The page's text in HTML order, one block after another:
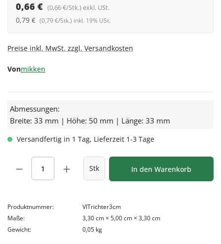
0,66 € (0,66 €/Stk.) exkl. USt.
0,79 € (0,79 €/Stk.) inkl. 19% USt.
Preise inkl. MwSt. zzgl. Versandkosten
Vonmikken
Abmessungen:
Breite: 33 mm | Höhe: 50 mm | Länge: 33 mm
Versandfertig in 1 Tag, Lieferzeit 1-3 Tage
Produkt Anzahl: Gib den gewünschten
Stk In den Warenkorb
Produktnummer:
VITrichter3cm
Maße:
3,30 cm × 5,00 cm × 3,30 cm
Gewicht:
0,05 kg